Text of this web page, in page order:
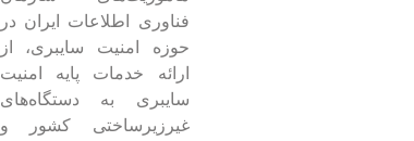
فناوری اطلاعات ایران در
حوزه امنیت سایبری، از
ارائه خدمات پایه امنیت
سایبری به دستگاه‌های
غیرزیرساختی کشور و